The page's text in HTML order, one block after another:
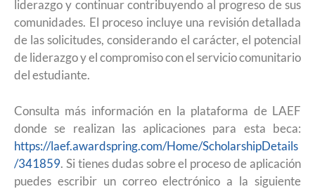
liderazgo y continuar contribuyendo al progreso de sus
comunidades. El proceso incluye una revisión detallada
de las solicitudes, considerando el carácter, el potencial
de liderazgo y el compromiso con el servicio comunitario
del estudiante.
Consulta más información en la plataforma de LAEF
donde se realizan las aplicaciones para esta beca:
https://laef.awardspring.com/Home/ScholarshipDetails
/341859. Si tienes dudas sobre el proceso de aplicación
puedes escribir un correo electrónico a la siguiente